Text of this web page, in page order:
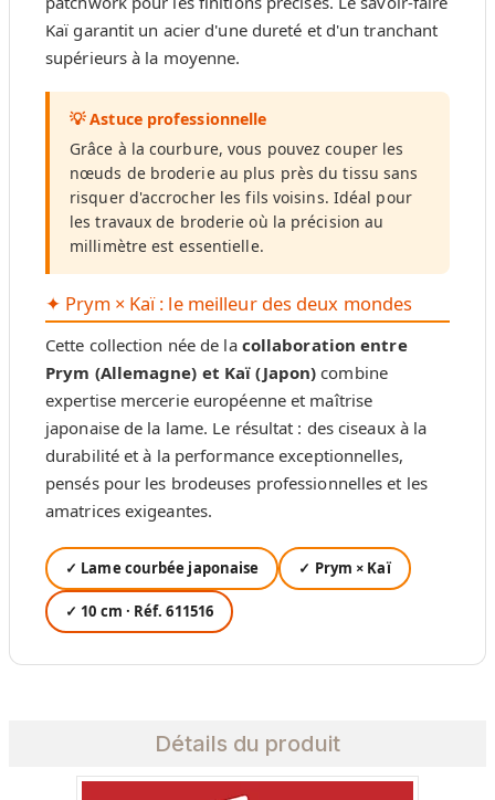
Kaï garantit un acier d'une dureté et d'un tranchant
supérieurs à la moyenne.
💡 Astuce professionnelle
Grâce à la courbure, vous pouvez couper les
nœuds de broderie au plus près du tissu sans
risquer d'accrocher les fils voisins. Idéal pour
les travaux de broderie où la précision au
millimètre est essentielle.
✦ Prym × Kaï : le meilleur des deux mondes
Cette collection née de la collaboration entre
Prym (Allemagne) et Kaï (Japon) combine
expertise mercerie européenne et maîtrise
japonaise de la lame. Le résultat : des ciseaux à la
durabilité et à la performance exceptionnelles,
pensés pour les brodeuses professionnelles et les
amatrices exigeantes.
✓ Lame courbée japonaise ✓ Prym × Kaï
✓ 10 cm · Réf. 611516
Détails du produit